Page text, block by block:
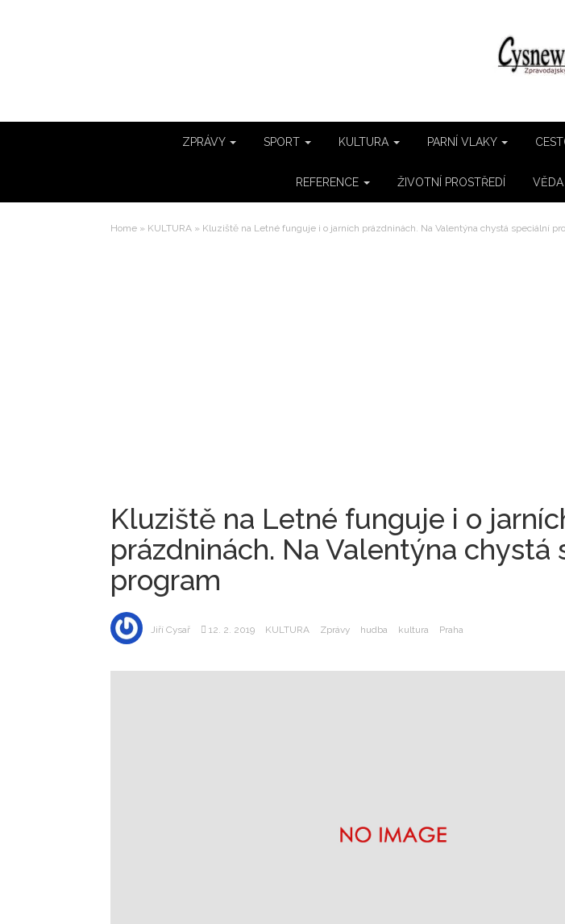
ZPRÁVY SPORT KULTURA PARNÍ VLAKY
REFERENCE ŽIVOTNÍ PROSTŘEDÍ VĚDA
Home » KULTURA » Kluziště na Letné funguje i o jarních prázdninách. Na Valentýna chystá speciální
Kluziště na Letné funguje i o
prázdninách. Na Valentýna chystá
program
Jiří Cysař 12. 2. 2019 KULTURA Zprávy hudba kultura Praha